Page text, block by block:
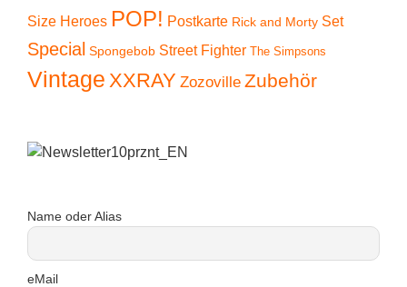
Size Heroes POP! Postkarte Rick and Morty Set
Special Spongebob Street Fighter The Simpsons
Vintage XXRAY Zozoville Zubehör
Name oder Alias
eMail